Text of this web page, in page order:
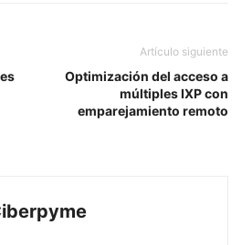
Artículo siguiente
Optimización del acceso a
múltiples IXP con
emparejamiento remoto